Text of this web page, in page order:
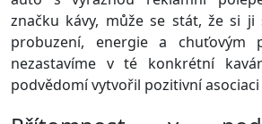
značku kávy, může se stát, že si
probuzení, energie a chuťovým
nezastavíme v té konkrétní
podvědomí vytvořil pozitivní